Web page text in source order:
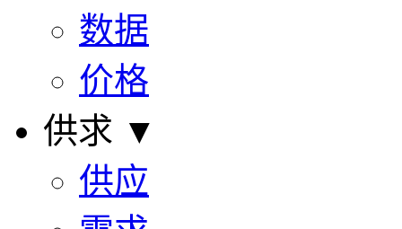
数据
价格
供求 ▼
供应